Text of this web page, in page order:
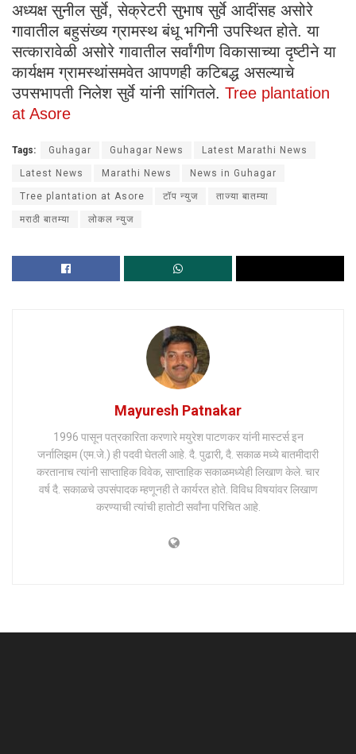
अध्यक्ष सुनील सुर्वे, सेक्रेटरी सुभाष सुर्वे आदींसह असोरे
गावातील बहुसंख्य ग्रामस्थ बंधू भगिनी उपस्थित होते. या
सत्कारावेळी असोरे गावातील सर्वांगीण विकासाच्या दृष्टीने या
कार्यक्षम ग्रामस्थांसमवेत आपणही कटिबद्ध असल्याचे
उपसभापती निलेश सुर्वे यांनी सांगितले. Tree plantation
at Asore
Tags: Guhagar Guhagar News Latest Marathi News
Latest News Marathi News News in Guhagar
Tree plantation at Asore टॉप न्युज ताज्या बातम्या
मराठी बातम्या लोकल न्युज
Mayuresh Patnakar
1996 पासून पत्रकारिता करणारे मयुरेश पाटणकर यांनी मास्टर्स इन
जर्नालिझम (एम.जे.) ही पदवी घेतली आहे. दै. पुढारी, दै. सकाळ मध्ये बातमीदारी
करतानाच त्यांनी साप्ताहिक विवेक, साप्ताहिक सकाळमध्येही लिखाण केले. चार
वर्ष दै. सकाळचे उपसंपादक म्हणूनही ते कार्यरत होते. विविध विषयांवर लिखाण
करण्याची त्यांची हातोटी सर्वांना परिचित आहे.